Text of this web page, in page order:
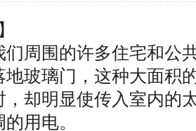
】
围的许多住宅和公
地玻璃门，这种大面积
，却明显使传入室内的
用电。